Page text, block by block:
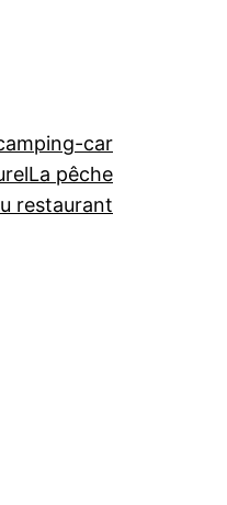
car
La pêche
restaurant